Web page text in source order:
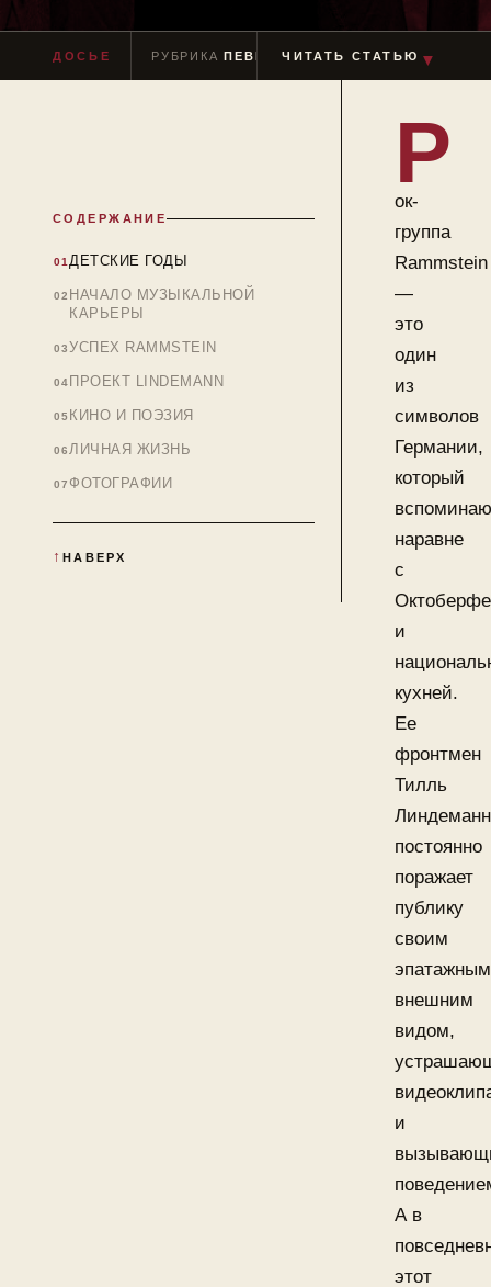
ДОСЬЕ РУБРИКАПЕВЕЦ ЧТЕНИЕ≈ 11 МИН
ЧИТАТЬ СТАТЬЮ ▼
СОДЕРЖАНИЕ
ДЕТСКИЕ ГОДЫ
НАЧАЛО МУЗЫКАЛЬНОЙ
КАРЬЕРЫ
УСПЕХ RAMMSTEIN
ПРОЕКТ LINDEMANN
КИНО И ПОЭЗИЯ
ЛИЧНАЯ ЖИЗНЬ
ФОТОГРАФИИ
НАВЕРХ
Р
ок-
группа
Rammstein
—
это
один
из
символов
Германии,
который
наравне
с
и
кухней.
Ее
фронтмен
Тилль
Линдеманн
постоянно
поражает
публику
своим
эпатажным
внешним
видом,
и
А в
этот